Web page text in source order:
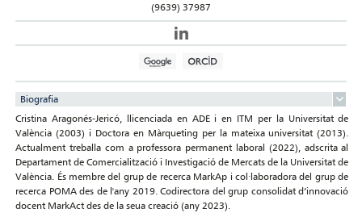
(9639) 37987
Biografia
Cristina Aragonés-Jericó, llicenciada en ADE i en ITM per la Universitat de
València (2003) i Doctora en Màrqueting per la mateixa universitat (2013).
Actualment treballa com a professora permanent laboral (2022), adscrita al
Departament de Comercialització i Investigació de Mercats de la Universitat de
València. És membre del grup de recerca MarkAp i col·laboradora del grup de
recerca POMA des de l'any 2019. Codirectora del grup consolidat d’innovació
docent MarkAct des de la seua creació (any 2023).